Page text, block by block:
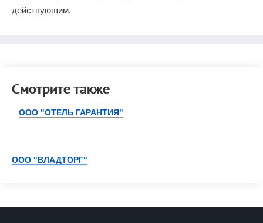
действующим.
Смотрите также
ООО "ОТЕЛЬ ГАРАНТИЯ"
ООО "ВЛАДТОРГ"